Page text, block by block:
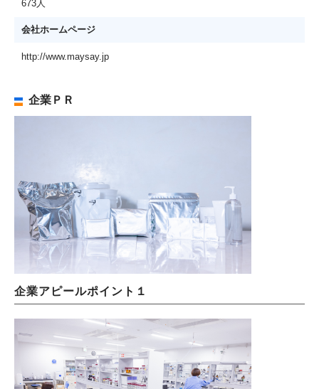
673人
会社ホームページ
http://www.maysay.jp
企業ＰＲ
企業アピールポイント１